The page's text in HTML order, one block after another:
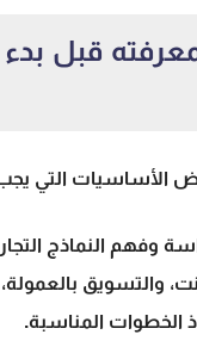
قبل بدء
الأساسيات التي
وفهم النماذج
والتسويق
الخطوات المناسبة.